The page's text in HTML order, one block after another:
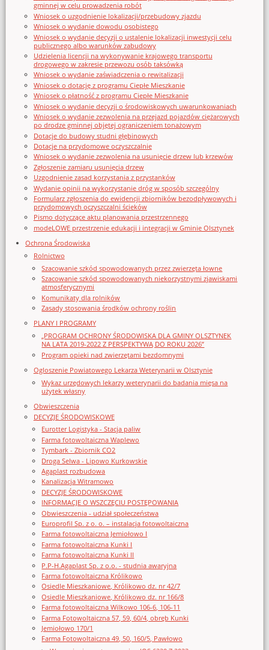
gminnej w celu prowadzenia robót
Wniosek o uzgodnienie lokalizacji/przebudowy zjazdu
Wniosek o wydanie dowodu osobistego
Wniosek o wydanie decyzji o ustalenie lokalizacji inwestycji celu
publicznego albo warunków zabudowy
Udzielenia licencji na wykonywanie krajowego transportu
drogowego w zakresie przewozu osób taksówką
Wniosek o wydanie zaświadczenia o rewitalizacji
Wniosek o dotację z programu Ciepłe Mieszkanie
Wniosek o płatność z programu Ciepłe Mieszkanie
Wniosek o wydanie decyzji o środowiskowych uwarunkowaniach
Wniosek o wydanie zezwolenia na przejazd pojazdów ciężarowych
po drodze gminnej objętej ograniczeniem tonażowym
Dotacje do budowy studni głębinowych
Dotacje na przydomowe oczyszczalnie
Wniosek o wydanie zezwolenia na usunięcie drzew lub krzewów
Zgłoszenie zamiaru usunięcia drzew
Uzgodnienie zasad korzystania z przystanków
Wydanie opinii na wykorzystanie dróg w sposób szczególny
Formularz zgłoszenia do ewidencji zbiorników bezodpływowych i
przydomowych oczyszczalni ścieków
Pismo dotyczące aktu planowania przestrzennego
modeLOWE przestrzenie edukacji i integracji w Gminie Olsztynek
Ochrona Środowiska
Rolnictwo
Szacowanie szkód spowodowanych przez zwierzęta łowne
Szacowanie szkód spowodowanych niekorzystnymi zjawiskami
atmosferycznymi
Komunikaty dla rolników
Zasady stosowania środków ochrony roślin
PLANY I PROGRAMY
„PROGRAM OCHRONY ŚRODOWISKA DLA GMINY OLSZTYNEK
NA LATA 2019-2022 Z PERSPEKTYWĄ DO ROKU 2026”
Program opieki nad zwierzętami bezdomnymi
Ogloszenie Powiatowego Lekarza Weterynarii w Olsztynie
Wykaz urzędowych lekarzy weterynarii do badania mięsa na
użytek własny
Obwieszczenia
DECYZJE ŚRODOWISKOWE
Eurotter Logistyka - Stacja paliw
Farma fotowoltaiczna Waplewo
Tymbark - Zbiornik CO2
Droga Selwa - Lipowo Kurkowskie
Agaplast rozbudowa
Kanalizacja Witramowo
DECYZJE ŚRODOWISKOWE
INFORMACJE O WSZCZĘCIU POSTĘPOWANIA
Obwieszczenia - udział społeczeństwa
Europrofil Sp. z o. o. – instalacja fotowoltaiczna
Farma fotowoltaiczna Jemiołowo I
Farma fotowoltaiczna Kunki I
Farma fotowoltaiczna Kunki II
P.P-H.Agaplast Sp. z o.o. - studnia awaryjna
Farma fotowoltaiczna Królikowo
Osiedle Mieszkaniowe, Królikowo dz. nr 42/7
Osiedle Mieszkaniowe, Królikowo dz. nr 166/8
Farma fotowoltaiczna Wilkowo 106-6, 106-11
Farma Fotowoltaiczna 57, 59, 60/4, obręb Kunki
Jemiołowo 170/1
Farma Fotowoltaiczna 49, 50, 160/5, Pawłowo